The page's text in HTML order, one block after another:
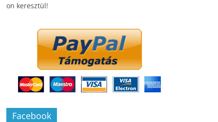
on keresztül!
Facebook